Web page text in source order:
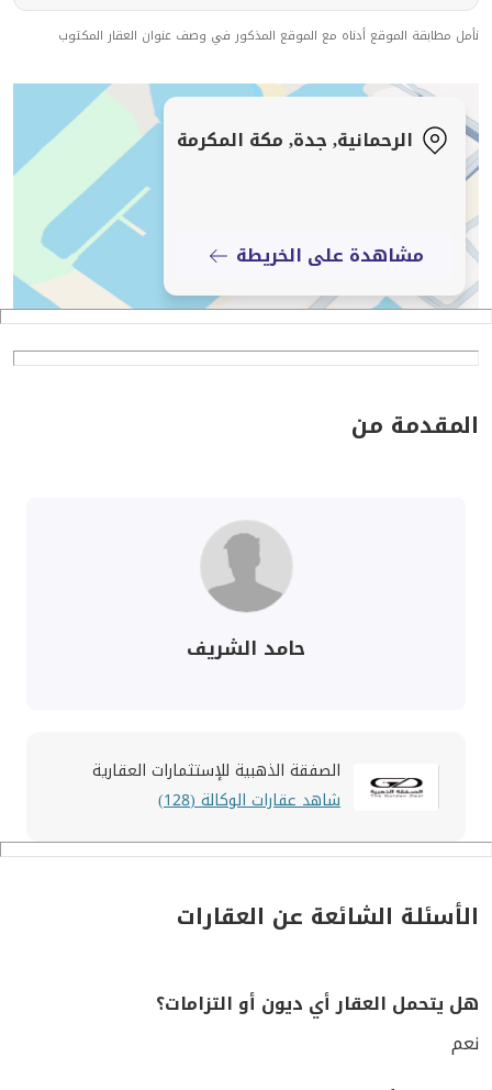
نأمل مطابقة الموقع أدناه مع الموقع المذكور في وصف عنوان العقار المكتوب
الرحمانية, جدة, مكة المكرمة
مشاهدة على الخريطة
المقدمة من
حامد الشريف
الصفقة الذهبية للإستثمارات العقارية
شاهد عقارات الوكالة (128)
الأسئلة الشائعة عن العقارات
هل يتحمل العقار أي ديون أو التزامات؟
نعم